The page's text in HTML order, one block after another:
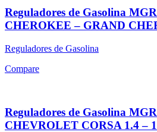
Reguladores de Gasolina
CHEROKEE – GRAND
Reguladores de Gasolina
Compare
Reguladores de Gasolina
CHEVROLET CORSA 1.4 –